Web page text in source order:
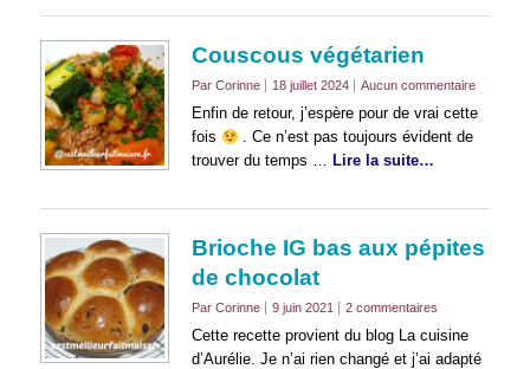
Couscous végétarien
Par Corinne 18 juillet 2024 Aucun commentaire
Enfin de retour, j’espère pour de vrai cette
fois
. Ce n’est pas toujours évident de
trouver du temps … Lire la suite…
Brioche IG bas aux pépites
de chocolat
Par Corinne 9 juin 2021 2 commentaires
Cette recette provient du blog La cuisine
d’Aurélie. Je n’ai rien changé et j’ai adapté